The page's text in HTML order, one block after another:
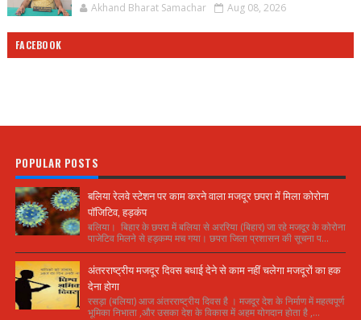
Akhand Bharat Samachar Aug 08, 2026
FACEBOOK
POPULAR POSTS
बलिया रेलवे स्टेशन पर काम करने वाला मजदूर छपरा में मिला कोरोना
पॉजिटिव, हड़कंप
बलिया। बिहार के छपरा में बलिया से अररिया (बिहार) जा रहे मजदूर के कोरोना
पाजेटिव मिलने से हड़कम्प मच गया। छपरा जिला प्रशासन की सूचना प...
अंतरराष्ट्रीय मजदूर दिवस बधाई देने से काम नहीं चलेगा मजदूरों का हक
देना होगा
रसड़ा (बलिया) आज अंतरराष्ट्रीय दिवस है । मजदूर देश के निर्माण में महत्वपूर्ण
भूमिका निभाता ,और उसका देश के विकास में अहम योगदान होता है ,...